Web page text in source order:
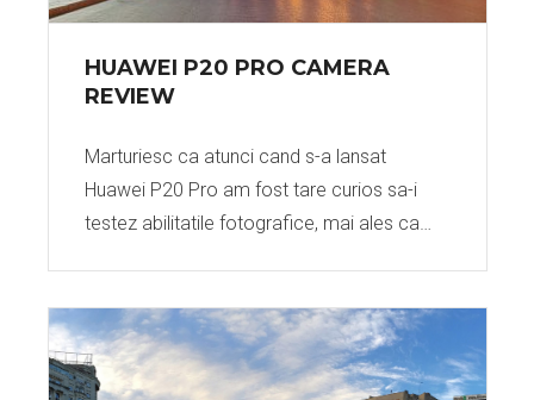
HUAWEI P20 PRO CAMERA
REVIEW
Marturiesc ca atunci cand s-a lansat
Huawei P20 Pro am fost tare curios sa-i
testez abilitatile fotografice, mai ales ca…